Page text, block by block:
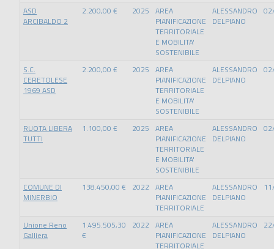
ASD
ARCIBALDO 2
2.200,00 € 2025 AREA
PIANIFICAZIONE
TERRITORIALE
E MOBILITA'
SOSTENIBILE
ALESSANDRO
DELPIANO
S.C.
CERETOLESE
1969 ASD
2.200,00 € 2025 AREA
PIANIFICAZIONE
TERRITORIALE
E MOBILITA'
SOSTENIBILE
ALESSANDRO
DELPIANO
RUOTA LIBERA
TUTTI
1.100,00 € 2025 AREA
PIANIFICAZIONE
TERRITORIALE
E MOBILITA'
SOSTENIBILE
ALESSANDRO
DELPIANO
COMUNE DI
MINERBIO
138.450,00 € 2022 AREA
PIANIFICAZIONE
TERRITORIALE
ALESSANDRO
DELPIANO
Unione Reno
Galliera
1.495.505,30
€
2022 AREA
PIANIFICAZIONE
TERRITORIALE
ALESSANDRO
DELPIANO